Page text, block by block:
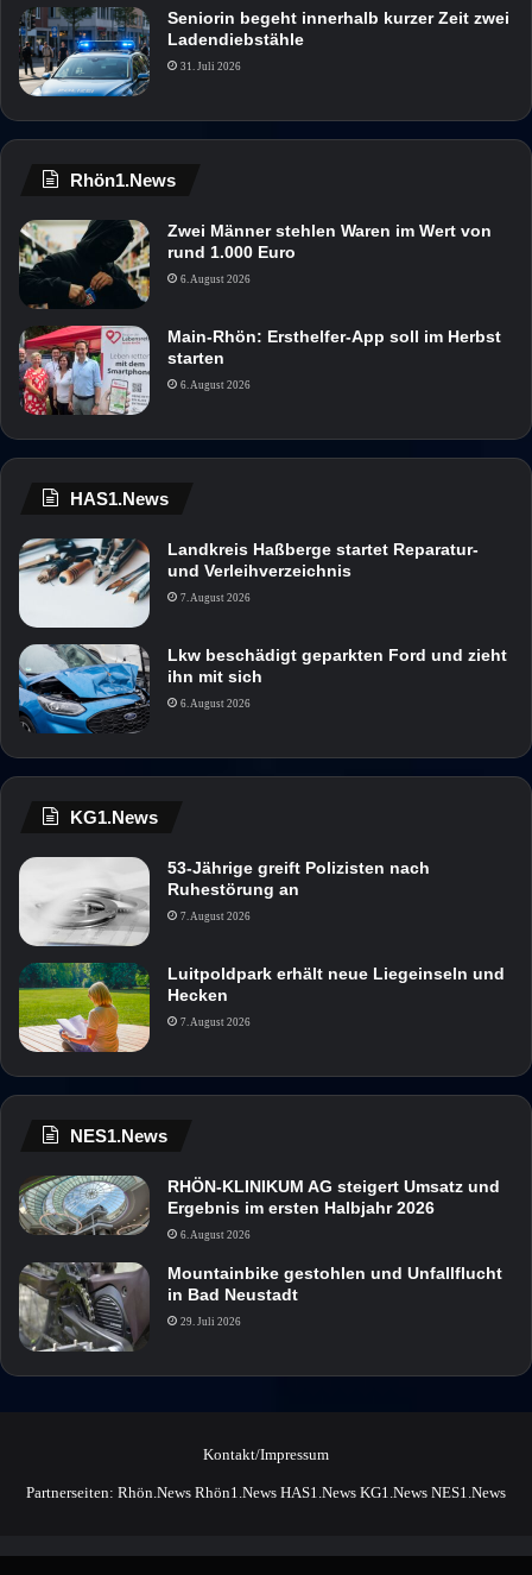
Seniorin begeht innerhalb kurzer Zeit zwei
Ladendiebstähle
31. Juli 2026
Rhön1.News
Zwei Männer stehlen Waren im Wert von
rund 1.000 Euro
6. August 2026
Main-Rhön: Ersthelfer-App soll im Herbst
starten
6. August 2026
HAS1.News
Landkreis Haßberge startet Reparatur-
und Verleihverzeichnis
7. August 2026
Lkw beschädigt geparkten Ford und zieht
ihn mit sich
6. August 2026
KG1.News
53-Jährige greift Polizisten nach
Ruhestörung an
7. August 2026
Luitpoldpark erhält neue Liegeinseln und
Hecken
7. August 2026
NES1.News
RHÖN-KLINIKUM AG steigert Umsatz und
Ergebnis im ersten Halbjahr 2026
6. August 2026
Mountainbike gestohlen und Unfallflucht
in Bad Neustadt
29. Juli 2026
Kontakt/Impressum
Partnerseiten: Rhön.News Rhön1.News HAS1.News KG1.News NES1.News